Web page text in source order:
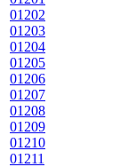
01202
01203
01204
01205
01206
01207
01208
01209
01210
01211